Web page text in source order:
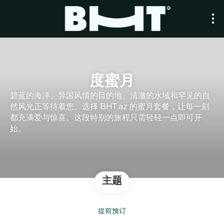
度蜜月
碧蓝的海洋、异国风情的目的地、清澈的水域和罕见的自
然风光正等待着您。选择 BHT.az 的蜜月套餐，让每一刻
都充满爱与惊喜。这段特别的旅程只需轻轻一点即可开
始。
主题
提前预订